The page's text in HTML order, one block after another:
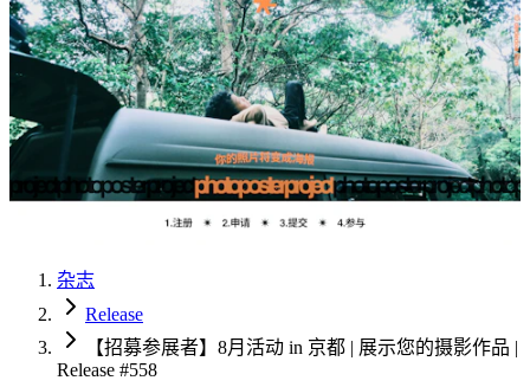
杂志
Release
【招募参展者】8月活动 in 京都 | 展示您的摄影作品 |
Release #558